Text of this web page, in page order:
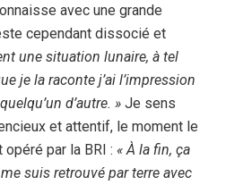
avec une grande
cependant dissocié et
une situation lunaire, à tel
je la raconte j’ai l’impression
d’autre. » Je sens
et attentif, le moment le
par la BRI : « À la fin, ça
suis retrouvé par terre avec